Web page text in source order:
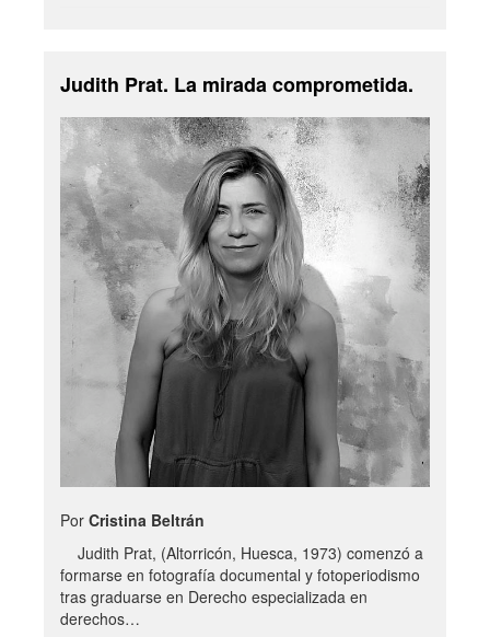
Judith Prat. La mirada comprometida.
Por Cristina Beltrán
Judith Prat, (Altorricón, Huesca, 1973) comenzó a
formarse en fotografía documental y fotoperiodismo
tras graduarse en Derecho especializada en
derechos…